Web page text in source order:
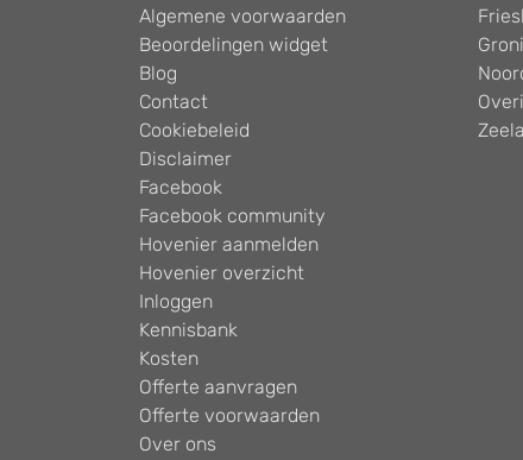
Algemene voorwaarden
Beoordelingen widget
Blog
Contact
Cookiebeleid
Disclaimer
Facebook
Facebook community
Hovenier aanmelden
Hovenier overzicht
Inloggen
Kennisbank
Kosten
Offerte aanvragen
Offerte voorwaarden
Over ons